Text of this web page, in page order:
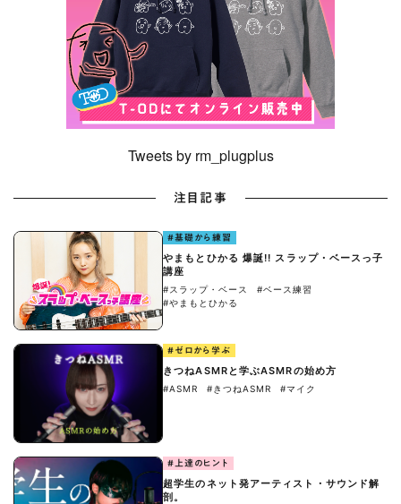
Tweets by rm_plugplus
注目記事
#基礎から練習
やまもとひかる 爆誕!! スラップ・ベースっ子
講座
#スラップ・ベース
#ベース練習
#やまもとひかる
#ゼロから学ぶ
きつねASMRと学ぶASMRの始め方
#ASMR #きつねASMR #マイク
#上達のヒント
超学生のネット発アーティスト・サウンド解
剖。